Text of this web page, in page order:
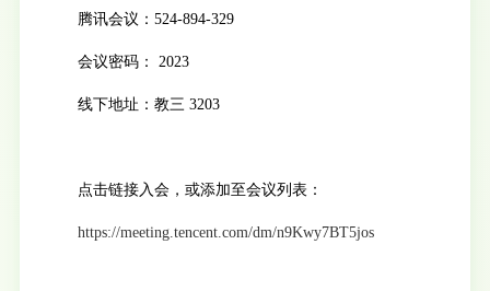
腾讯会议：524-894-329
会议密码： 2023
线下地址：教三3203
点击链接入会，或添加至会议列表：
https://meeting.tencent.com/dm/n9Kwy7BT5jos